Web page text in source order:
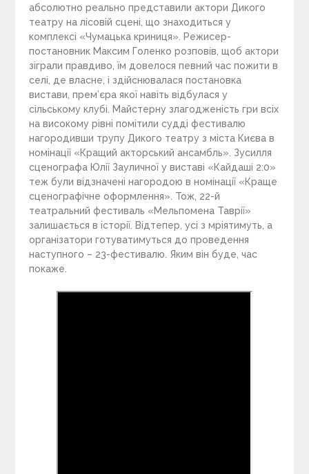
абсолютно реально представили актори Дикого
театру на лісовій сцені, що знаходиться у
комплексі «Чумацька криниця». Режисер-
постановник Максим Голенко розповів, щоб актори
зіграли правдиво, їм довелося певний час пожити в
селі, де власне, і здійснювалася постановка
вистави, прем’єра якої навіть відбулася у
сільському клубі. Майстерну злагодженість гри всіх
на високому рівні помітили судді фестивалю
нагородивши трупу Дикого театру з міста Києва в
номінації «Кращий акторський ансамбль». Зусилля
сценографа Юлії Зауличної у виставі «Кайдаші 2:0»
теж були відзначені нагородою в номінації «Краще
сценографічне оформлення». Тож, 22-й
театральний фестиваль «Мельпомена Таврії»
залишається в історії. Відтепер, усі з мріятимуть, а
організатори готуватимуться до проведення
наступного – 23-фестивалю. Яким він буде, час
покаже.